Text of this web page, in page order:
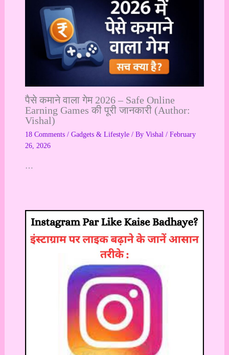
पैसे कमाने वाला गेम 2026 – Safe Online
Earning Games की पूरी जानकारी (Author:
Vishal)
18 Comments / Gadgets & Lifestyle/ By Vishal / February
26, 2026
…